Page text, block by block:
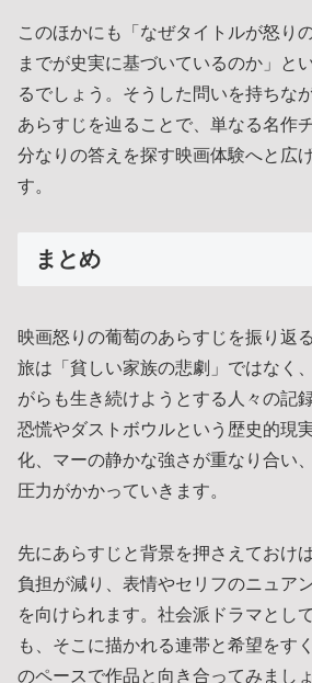
このほかにも「なぜタイトルが怒り
までが史実に基づいているのか」と
るでしょう。そうした問いを持ちな
あらすじを辿ることで、単なる名作
分なりの答えを探す映画体験へと広
す。
まとめ
映画怒りの葡萄のあらすじを振り返
旅は「貧しい家族の悲劇」ではなく
がらも生き続けようとする人々の記
恐慌やダストボウルという歴史的現
化、マーの静かな強さが重なり合い
圧力がかかっていきます。
先にあらすじと背景を押さえておけ
負担が減り、表情やセリフのニュア
を向けられます。社会派ドラマとし
も、そこに描かれる連帯と希望をす
のペースで作品と向き合ってみましょ